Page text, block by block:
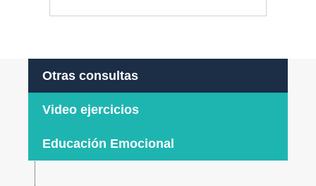
Otras consultas
Video ejercicios
Educación Emocional